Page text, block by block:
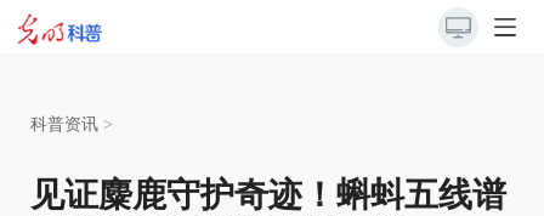
科普资讯 >
见证麋鹿守护奇迹！蝌蚪五线谱